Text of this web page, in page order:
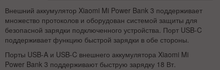
Внешний аккумулятор Xiaomi Mi Power Bank 3 поддерживает
множество протоколов и оборудован системой защиты для
безопасной зарядки подключенного устройства. Порт USB-C
поддерживает функцию быстрой зарядки в обе стороны.
Порты USB-A и USB-C внешнего аккумулятора Xiaomi Mi
Power Bank 3 поддерживают быструю зарядку 18 Вт.